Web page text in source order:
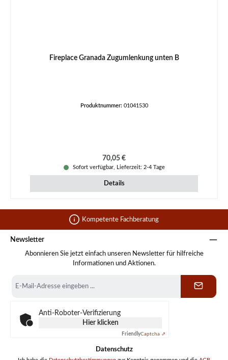
Fireplace Granada Zugumlenkung unten B
Produktnummer: 01041530
Regulärer Preis:
70,05 €
Sofort verfügbar, Lieferzeit: 2-4 Tage
Details
Kompetente Fachberatung
Newsletter
Abonnieren Sie jetzt einfach unseren Newsletter für hilfreiche
Informationen und Aktionen.
Mail-
Anti-Roboter-Verifizierung
Hier klicken
FriendlyCaptcha ⇗
Datenschutz